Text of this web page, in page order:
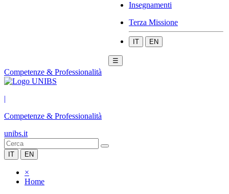
Insegnamenti
Terza Missione
IT EN
☰
Competenze & Professionalità
|
Competenze & Professionalità
unibs.it
IT EN
×
Home